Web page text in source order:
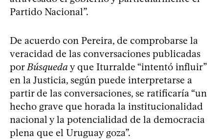
Partido Nacional”.
De acuerdo con Pereira, de comprobarse la
veracidad de las conversaciones publicadas
porBúsqueday que Iturralde “intentó influir”
en la Justicia, según puede interpretarse a
partir de las conversaciones, se ratificaría “un
hecho grave que horada la institucionalidad
nacional y la potencialidad de la democracia
plena que el Uruguay goza”.